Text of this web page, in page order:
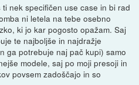
nek specifičen use case in bi rad
ni letela na tebe osebno
ki jo kar pogosto opažam. Saj
te najboljše in najdražje
ga potrebuje naj pač kupi) samo
modele, saj po moji presoji in
povsem zadoščajo in so